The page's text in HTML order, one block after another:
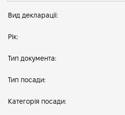
Вид декларації:
Рік:
Тип документа:
Тип посади:
Категорія посади: